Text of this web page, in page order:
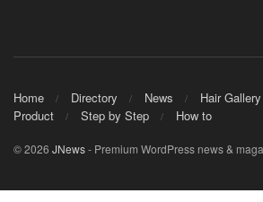
Home Directory News Hair Gallery
Product
Step by Step How to
© 2026 JNews- Premium WordPress news &